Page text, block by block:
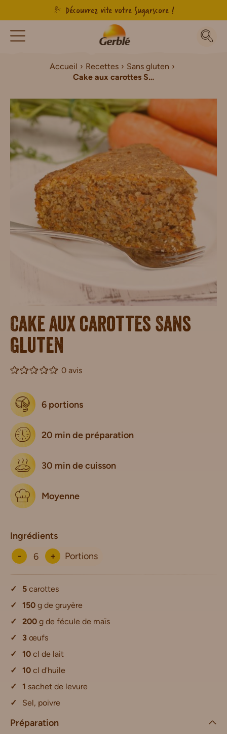
Découvrez vite votre Sugarscore !
Accueil Recettes
Sans gluten
Cake aux carottes Sans Gluten
Cake aux carottes Sans
Gluten
0 avis
6 portions
20 min de préparation
30 min de cuisson
Moyenne
Ingrédients
-
+ Portions
5 carottes
150 g de gruyère
200 g de fécule de maïs
3 œufs
10 cl de lait
10 cl d'huile
1 sachet de levure
Sel, poivre
Préparation